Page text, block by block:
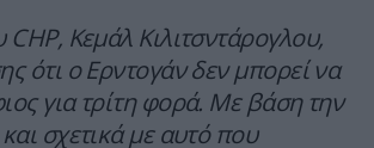
CHP, Κεμάλ Κιλιτσντάρογλου,
ότι ο Ερντογάν δεν μπορεί να
για τρίτη φορά. Με βάση την
σχετικά με αυτό που